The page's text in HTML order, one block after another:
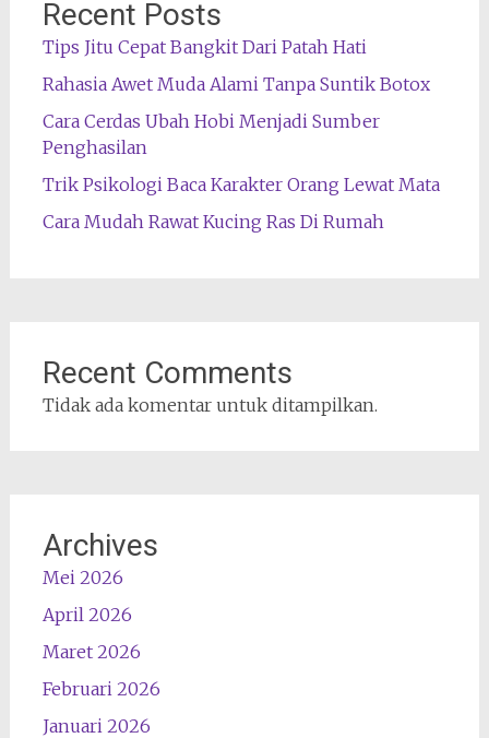
Recent Posts
Tips Jitu Cepat Bangkit Dari Patah Hati
Rahasia Awet Muda Alami Tanpa Suntik Botox
Cara Cerdas Ubah Hobi Menjadi Sumber
Penghasilan
Trik Psikologi Baca Karakter Orang Lewat Mata
Cara Mudah Rawat Kucing Ras Di Rumah
Recent Comments
Tidak ada komentar untuk ditampilkan.
Archives
Mei 2026
April 2026
Maret 2026
Februari 2026
Januari 2026